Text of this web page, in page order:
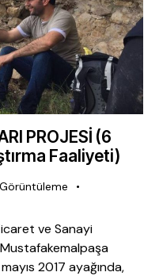
PROJESİ (6
Faaliyeti)
Görüntüleme
ve Sanayi
2017 ayağında,